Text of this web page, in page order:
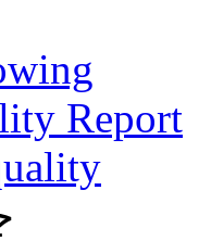
Report